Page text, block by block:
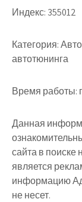
Индекс: 355012
Категория:
автотюнинга
Время работы:
Данная
сайта в
является
информацию
не несет.